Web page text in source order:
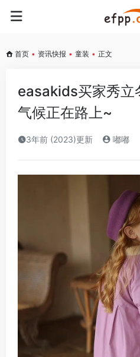
首页 • 资讯快报 • 童装 • 正文
easakids买家秀立
气候正在路上~
3年前 (2023)更新 嘟嘟